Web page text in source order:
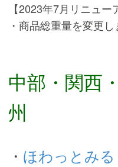
【2023年7月リニュー
・商品総重量を変更し
中部・関西
州
・ ほわっとみる